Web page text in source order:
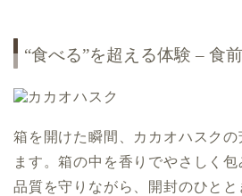
“食べる”を超える体験 – 食
箱を開けた瞬間、カカオハスクの
ます。箱の中を香りでやさしく
品質を守りながら、開封のひと